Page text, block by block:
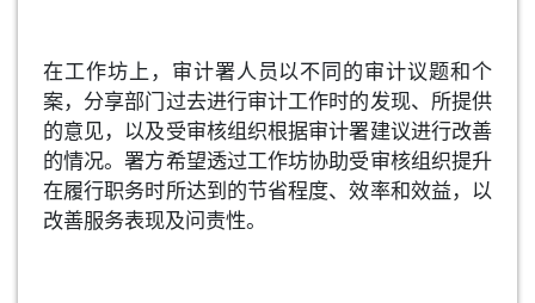
在工作坊上，审计署人员以不同的审计议题和个
案，分享部门过去进行审计工作时的发现、所提供
的意见，以及受审核组织根据审计署建议进行改善
的情况。署方希望透过工作坊协助受审核组织提升
在履行职务时所达到的节省程度、效率和效益，以
改善服务表现及问责性。